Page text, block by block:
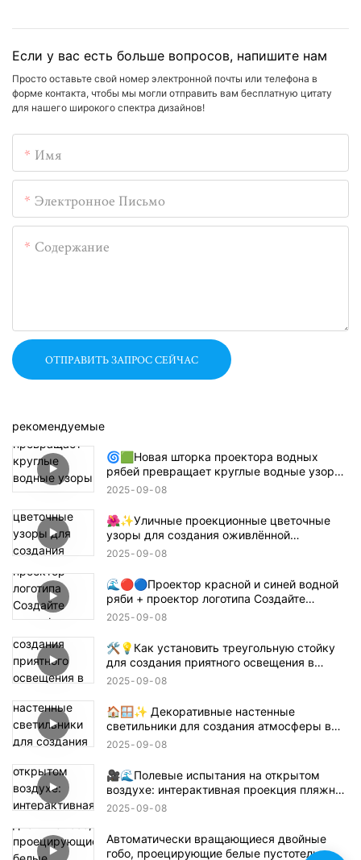
Если у вас есть больше вопросов, напишите нам
Просто оставьте свой номер электронной почты или телефона в
форме контакта, чтобы мы могли отправить вам бесплатную цитату
для нашего широкого спектра дизайнов!
Имя
Электронное Письмо
Содержание
ОТПРАВИТЬ ЗАПРОС СЕЙЧАС
рекомендуемые
🌀🟩Новая шторка проектора водных
рябей превращает круглые водные узоры
в прямоугольники, квадраты или
2025 09 08
🌺✨Уличные проекционные цветочные
узоры для создания оживлённой
атмосферы! 🌸🏙️
2025 09 08
🌊🔴🔵Проектор красной и синей водной
ряби + проектор логотипа Создайте
атмосферу в стиле Танджиро для
2025 09 08
🛠️💡Как установить треугольную стойку
для создания приятного освещения в
помещении — простое руководство 📝🏠
2025 09 08
🏠🪟✨ Декоративные настенные
светильники для создания атмосферы в
помещении
2025 09 08
🎥🌊Полевые испытания на открытом
воздухе: интерактивная проекция пляжной
волны 🌊✨
2025 09 08
Автоматически вращающиеся двойные
гобо, проецирующие белые пустотелые